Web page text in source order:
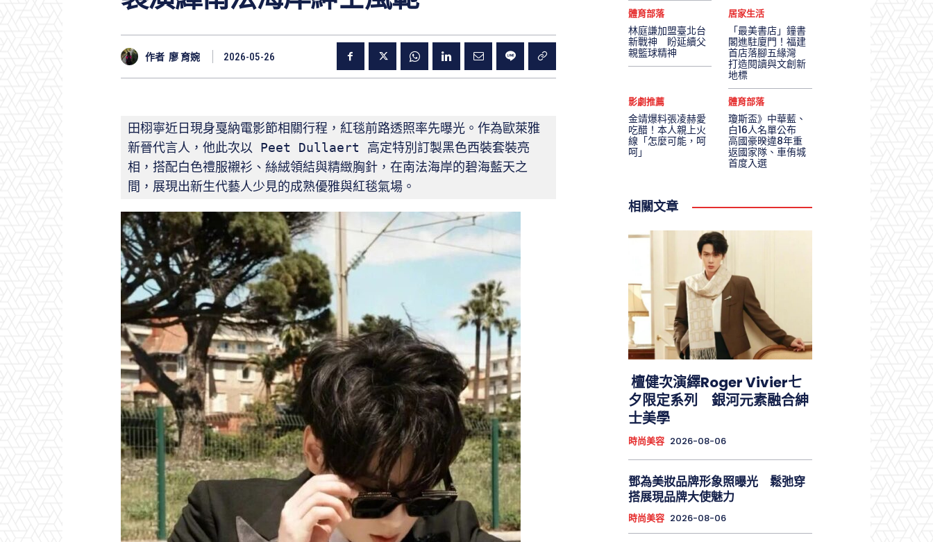
作者 廖 育婉 2026-05-26
田栩寧近日現身戛納電影節相關行程，紅毯前路透照率先曝光。作為歐萊雅
新晉代言人，他此次以 Peet Dullaert 高定特別訂製黑色西裝套裝亮
相，搭配白色禮服襯衫、絲絨領結與精緻胸針，在南法海岸的碧海藍天之
間，展現出新生代藝人少見的成熟優雅與紅毯氣場。
體育部落
林庭謙加盟臺北台
新戰神 盼延續父
親籃球精神
居家生活
「最美書店」鐘書
閣進駐廈門！福建
首店落腳五緣灣
打造閱讀與文創新
地標
影劇推薦
金靖爆料張凌赫愛
吃醋！本人親上火
線「怎麼可能，呵
呵」
體育部落
瓊斯盃》中華藍、
白16人名單公布
高國豪暌違8年重
返國家隊、車侑城
首度入選
相關文章
檀健次演繹Roger Vivier七
夕限定系列 銀河元素融合紳
士美學
時尚美容 2026-08-06
鄧為美妝品牌形象照曝光 鬆弛穿
搭展現品牌大使魅力
時尚美容 2026-08-06